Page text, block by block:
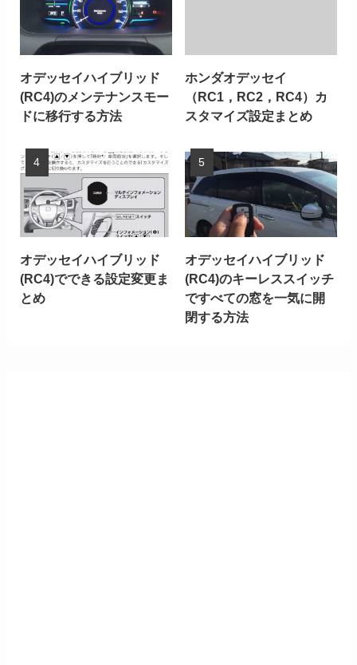
オデッセイハイブリッド
(RC4)のメンテナンスモー
ドに移行する方法
ホンダオデッセイ
（RC1，RC2，RC4）カ
スタマイズ設定まとめ
オデッセイハイブリッド
(RC4)でできる設定変更ま
とめ
オデッセイハイブリッド
(RC4)のキーレススイッチ
ですべての窓を一気に開
閉する方法